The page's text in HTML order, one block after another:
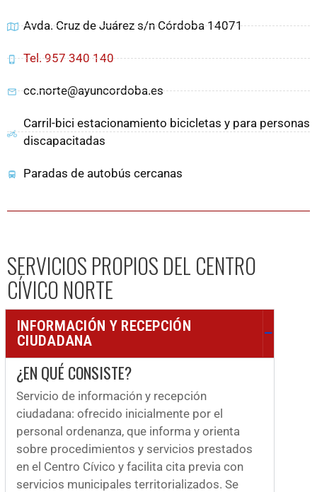
Avda. Cruz de Juárez s/n Córdoba 14071
Tel. 957 340 140
cc.norte@ayuncordoba.es
Carril-bici estacionamiento bicicletas y para personas
discapacitadas
Paradas de autobús cercanas
SERVICIOS PROPIOS DEL CENTRO
CÍVICO NORTE
INFORMACIÓN Y RECEPCIÓN
CIUDADANA
¿EN QUÉ CONSISTE?
Servicio de información y recepción
ciudadana: ofrecido inicialmente por el
personal ordenanza, que informa y orienta
sobre procedimientos y servicios prestados
en el Centro Cívico y facilita cita previa con
servicios municipales territorializados. Se